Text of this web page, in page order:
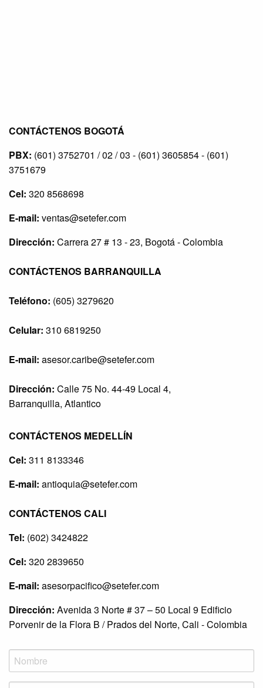
CONTÁCTENOS BOGOTÁ
PBX: (601) 3752701 / 02 / 03 - (601) 3605854 - (601)
3751679
Cel: 320 8568698
E-mail: ventas@setefer.com
Dirección: Carrera 27 # 13 - 23, Bogotá - Colombia
CONTÁCTENOS BARRANQUILLA
Teléfono: (605) 3279620
Celular: 310 6819250
E-mail: asesor.caribe@setefer.com
Dirección: Calle 75 No. 44-49 Local 4,
Barranquilla, Atlantico
CONTÁCTENOS MEDELLÍN
Cel: 311 8133346
E-mail: antioquia@setefer.com
CONTÁCTENOS CALI
Tel: (602) 3424822
Cel: 320 2839650
E-mail: asesorpacifico@setefer.com
Dirección: Avenida 3 Norte # 37 – 50 Local 9 Edificio
Porvenir de la Flora B / Prados del Norte, Cali - Colombia